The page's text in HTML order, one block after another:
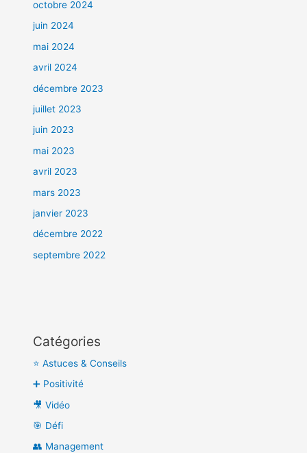
octobre 2024
juin 2024
mai 2024
avril 2024
décembre 2023
juillet 2023
juin 2023
mai 2023
avril 2023
mars 2023
janvier 2023
décembre 2022
septembre 2022
Catégories
⭐ Astuces & Conseils
➕ Positivité
🎥 Vidéo
🎯 Défi
👥 Management